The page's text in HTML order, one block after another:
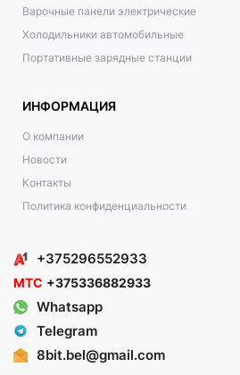
Варочные панели электрические
Холодильники автомобильные
Портативные зарядные станции
ИНФОРМАЦИЯ
О компании
Новости
Контакты
Политика конфиденциальности
+375296552933
МТС +375336882933
Whatsapp
Telegram
8bit.bel@gmail.com